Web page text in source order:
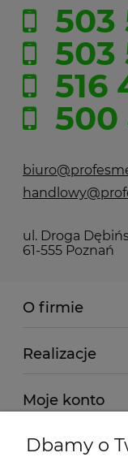
503
503
516
500
ul. Droga
61-555 Poznań
O firmie
Realizacje
Moje konto
Regulamin
Dbamy o